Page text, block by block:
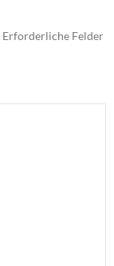
Erforderliche Felder